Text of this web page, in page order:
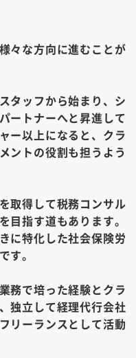
々な方向に進むことが
タッフから始まり、シ
ートナーへと昇進して
ー以上になると、クラ
ントの役割も担うよう
取得して税務コンサル
目指す道もあります。
に特化した社会保険労
す。
務で培った経験とクラ
独立して経理代行会社
リーランスとして活動